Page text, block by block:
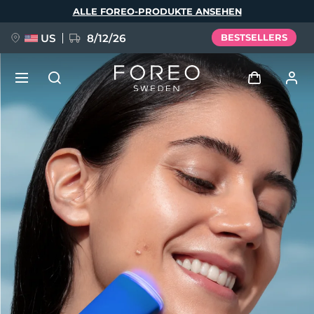
ALLE FOREO-PRODUKTE ANSEHEN
US 8/12/26 BESTSELLERS
Anmelden
Benutzerkonto
Meine Geräte
Meine Bestellungen
Meine Adressen
Meine Abonnements
NEU
FAQ™ Pure Beauty-Tech Elixir
BREAKING NEWS
issa™ Teeth Whitening Set
Sprache
English Deutsch
Español
Français
Português
Polski
Русский
Türkçe
简体中文 繁體中文